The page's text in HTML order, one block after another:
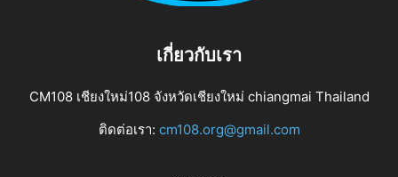
เกี่ยวกับเรา
CM108 เชียงใหม่108 จังหวัดเชียงใหม่ chiangmai Thailand
ติดต่อเรา: cm108.org@gmail.com